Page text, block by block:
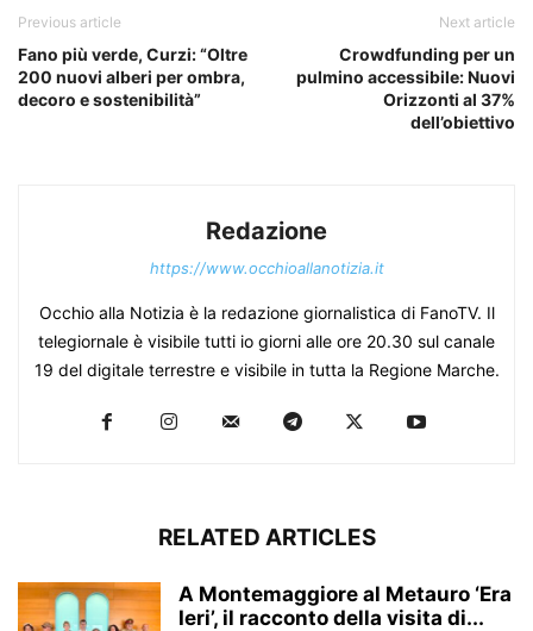
Previous article
Fano più verde, Curzi: “Oltre
200 nuovi alberi per ombra,
decoro e sostenibilità”
Next article
Crowdfunding per un
pulmino accessibile: Nuovi
Orizzonti al 37%
dell’obiettivo
Redazione
https://www.occhioallanotizia.it
Occhio alla Notizia è la redazione giornalistica di FanoTV. Il
telegiornale è visibile tutti io giorni alle ore 20.30 sul canale
19 del digitale terrestre e visibile in tutta la Regione Marche.
RELATED ARTICLES
A Montemaggiore al Metauro ‘Era
Ieri’, il racconto della visita di...